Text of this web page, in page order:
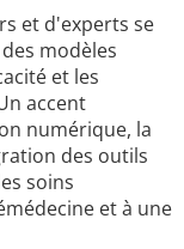
et d'experts se
modèles
et les
accent
numérique, la
des outils
soins
et à une